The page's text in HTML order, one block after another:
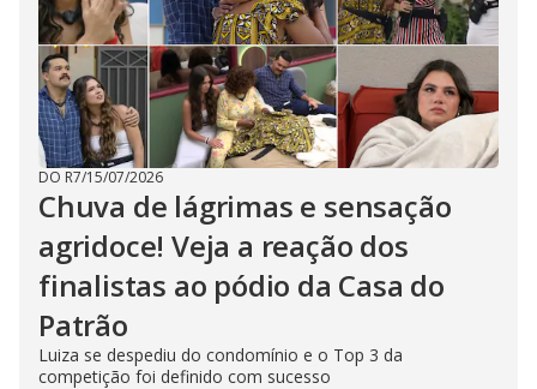
DO R7/15/07/2026
Chuva de lágrimas e sensação
agridoce! Veja a reação dos
finalistas ao pódio da Casa do
Patrão
Luiza se despediu do condomínio e o Top 3 da
competição foi definido com sucesso